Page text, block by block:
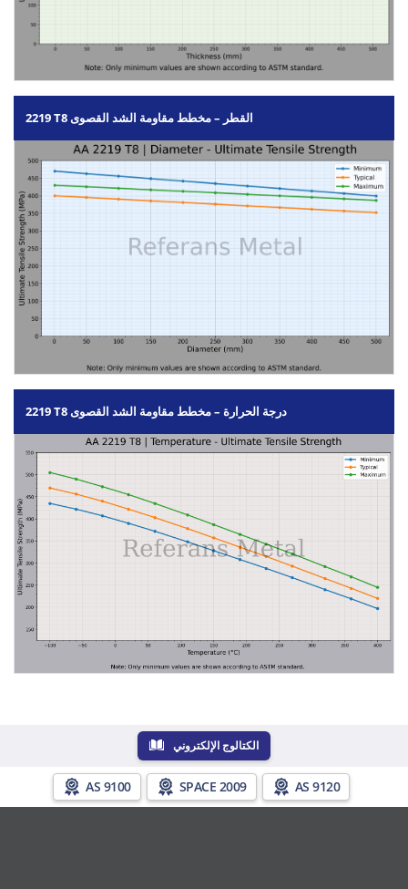
2219 T8 القطر – مخطط مقاومة الشد القصوى
2219 T8 درجة الحرارة – مخطط مقاومة الشد القصوى
الكتالوج الإلكتروني
AS 9100 SPACE 2009 AS 9120